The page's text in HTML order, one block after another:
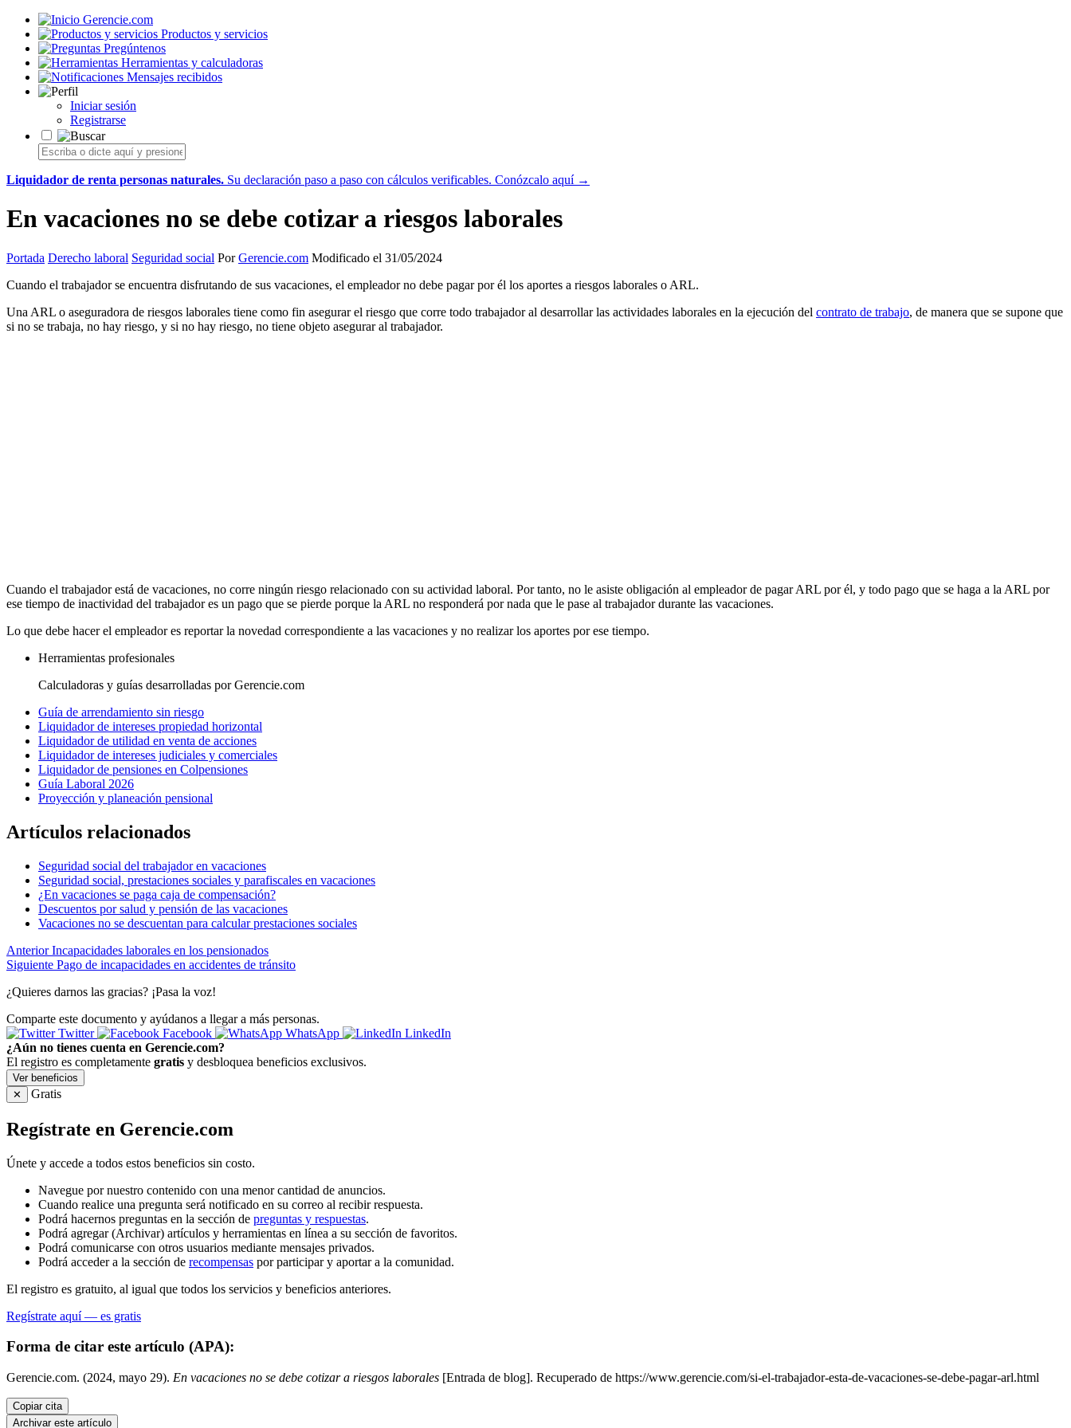
Gerencie.com
Productos y servicios
Pregúntenos
Herramientas y calculadoras
Mensajes recibidos
Iniciar sesión
Registrarse
Liquidador de renta personas naturales. Su declaración paso a paso con cálculos verificables. Conózcalo aquí →
En vacaciones no se debe cotizar a riesgos laborales
Portada Derecho laboral Seguridad social PorGerencie.com Modificado el 31/05/2024
Cuando el trabajador se encuentra disfrutando de sus vacaciones, el empleador no debe pagar por él los aportes a riesgos laborales o ARL.
Una ARL o aseguradora de riesgos laborales tiene como fin asegurar el riesgo que corre todo trabajador al desarrollar las actividades laborales en la ejecución del contrato de trabajo, de manera que se supone que
si no se trabaja, no hay riesgo, y si no hay riesgo, no tiene objeto asegurar al trabajador.
Cuando el trabajador está de vacaciones, no corre ningún riesgo relacionado con su actividad laboral. Por tanto, no le asiste obligación al empleador de pagar ARL por él, y todo pago que se haga a la ARL por
ese tiempo de inactividad del trabajador es un pago que se pierde porque la ARL no responderá por nada que le pase al trabajador durante las vacaciones.
Lo que debe hacer el empleador es reportar la novedad correspondiente a las vacaciones y no realizar los aportes por ese tiempo.
Herramientas profesionales
Calculadoras y guías desarrolladas por Gerencie.com
Guía de arrendamiento sin riesgo
Liquidador de intereses propiedad horizontal
Liquidador de utilidad en venta de acciones
Liquidador de intereses judiciales y comerciales
Liquidador de pensiones en Colpensiones
Guía Laboral 2026
Proyección y planeación pensional
Artículos relacionados
Seguridad social del trabajador en vacaciones
Seguridad social, prestaciones sociales y parafiscales en vacaciones
¿En vacaciones se paga caja de compensación?
Descuentos por salud y pensión de las vacaciones
Vacaciones no se descuentan para calcular prestaciones sociales
Anterior Incapacidades laborales en los pensionados
Siguiente Pago de incapacidades en accidentes de tránsito
¿Quieres darnos las gracias? ¡Pasa la voz!
Comparte este documento y ayúdanos a llegar a más personas.
Twitter
Facebook WhatsApp
LinkedIn
¿Aún no tienes cuenta en Gerencie.com?
El registro es completamente gratis y desbloquea beneficios exclusivos.
Ver beneficios
✕
Gratis
Regístrate en Gerencie.com
Únete y accede a todos estos beneficios sin costo.
Navegue por nuestro contenido con una menor cantidad de anuncios.
Cuando realice una pregunta será notificado en su correo al recibir respuesta.
Podrá hacernos preguntas en la sección de preguntas y respuestas.
Podrá agregar (Archivar) artículos y herramientas en línea a su sección de favoritos.
Podrá comunicarse con otros usuarios mediante mensajes privados.
Podrá acceder a la sección de recompensas por participar y aportar a la comunidad.
El registro es gratuito, al igual que todos los servicios y beneficios anteriores.
Regístrate aquí — es gratis
Forma de citar este artículo (APA):
Gerencie.com. (2024, mayo 29). En vacaciones no se debe cotizar a riesgos laborales [Entrada de blog]. Recuperado de https://www.gerencie.com/si-el-trabajador-esta-de-vacaciones-se-debe-pagar-arl.html
Copiar cita
Archivar este artículo